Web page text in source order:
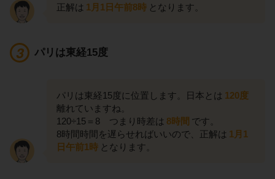
正解は 1月1日午前8時 となります。
パリは東経15度
パリは東経15度に位置します。日本とは 120度
離れていますね。
120÷15＝8 つまり時差は 8時間 です。
8時間時間を遅らせればいいので、正解は 1月1
日午前1時 となります。